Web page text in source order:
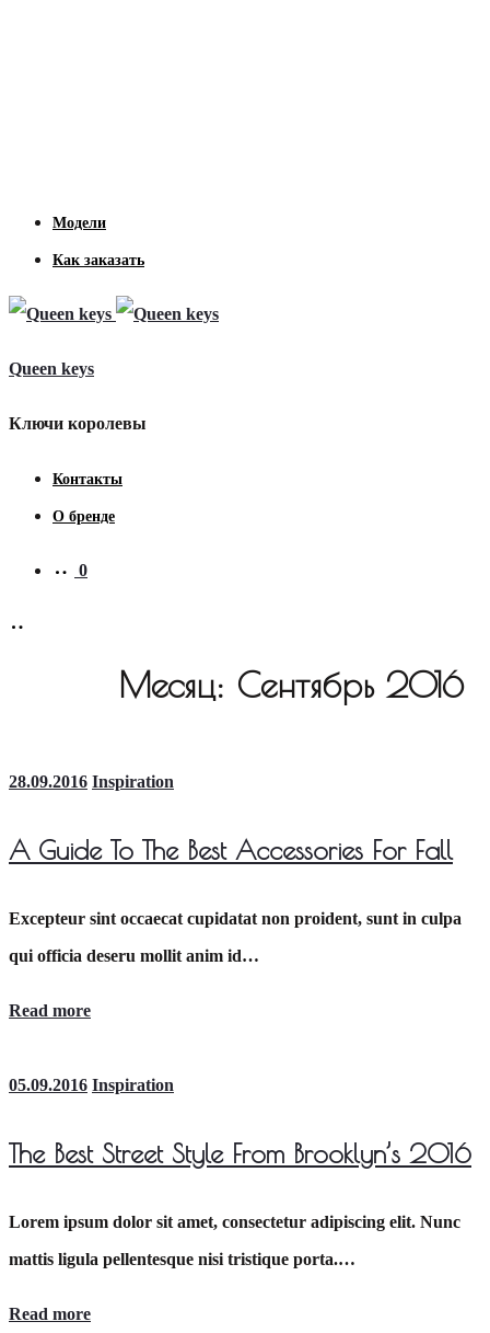
Модели
Как заказать
Queen keys
Ключи королевы
Контакты
О бренде
0
Месяц: Сентябрь 2016
28.09.2016 Inspiration
A Guide To The Best Accessories For Fall
Excepteur sint occaecat cupidatat non proident, sunt in culpa
qui officia deseru mollit anim id…
Read more
05.09.2016 Inspiration
The Best Street Style From Brooklyn’s 2016
Lorem ipsum dolor sit amet, consectetur adipiscing elit. Nunc
mattis ligula pellentesque nisi tristique porta.…
Read more